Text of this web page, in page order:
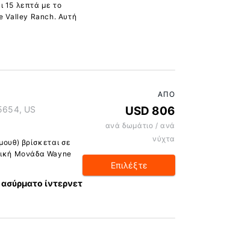
15 λεπτά με το
Valley Ranch. Αυτή
US
βρίσκεται σε
Μονάδα Wayne
ίντερνετ
ΑΠΌ
USD 806
ανά δωμάτιο / ανά
νύχτα
Επιλέξτε